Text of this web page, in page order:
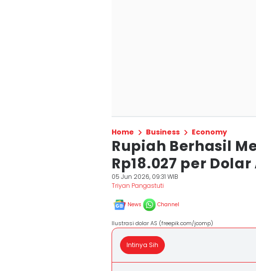
Home Business Economy
Rupiah Berhasil
Rp18.027 per
05 Jun 2026, 09:31 WIB
Triyan Pangastuti
News Channel
Ilustrasi dolar AS (freepik.com/jcomp)
Intinya Sih